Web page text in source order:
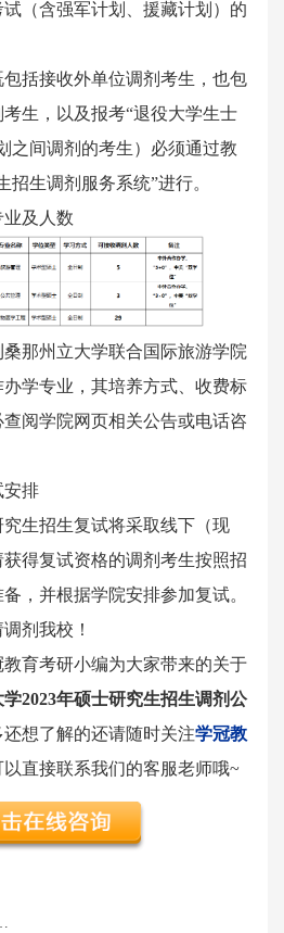
含强军计划、援藏计划）的
接收外单位调剂考生，也包
生，以及报考“退役大学生士
之间调剂的考生）必须通过教
招生调剂服务系统”进行。
及人数
州立大学联合国际旅游学院
学专业，其培养方式、收费标
阅学院网页相关公告或电话咨
排
生招生复试将采取线下（现
得复试资格的调剂考生按照招
，并根据学院安排参加复试。
剂我校！
育考研小编为大家带来的关于
2023年硕士研究生招生调剂公
想了解的还请随时关注学冠教
直接联系我们的客服老师哦~